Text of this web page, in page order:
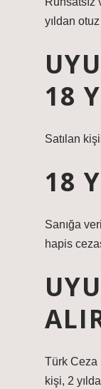
yıldan
18
Satılan
18
Sanığa
hapis
Türk Ceza
kişi, 2